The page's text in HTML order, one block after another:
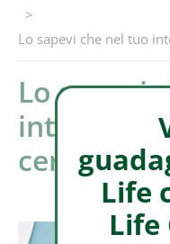
Episodio -
Lo sapevi che nel tuo
Lo sapevi
intestino
cervello?
Life
Life